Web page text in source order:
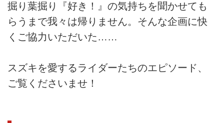
掘り葉掘り『好き！』の気持ちを聞かせても
らうまで我々は帰りません。そんな企画に快
くご協力いただいた……
スズキを愛するライダーたちのエピソード、
ご覧くださいませ！